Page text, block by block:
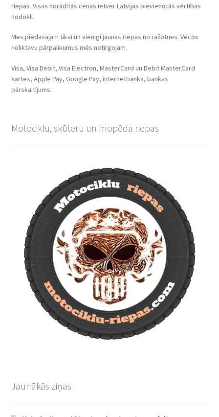
riepas. Visas norādītās cenas ietver Latvijas pievienotās vērtības
nodokli.
Mēs piedāvājam tikai un vienīgi jaunas riepas no ražotnes. Vecos
noliktavu pārpalikumus mēs netirgojam.
Visa, Visa Debit, Visa Electron, MasterCard un Debit MasterCard
kartes, Apple Pay, Google Pay, internetbanka, bankas
pārskaitījums.
Motociklu, skūteru un mopēda riepas
Jaunākās ziņas